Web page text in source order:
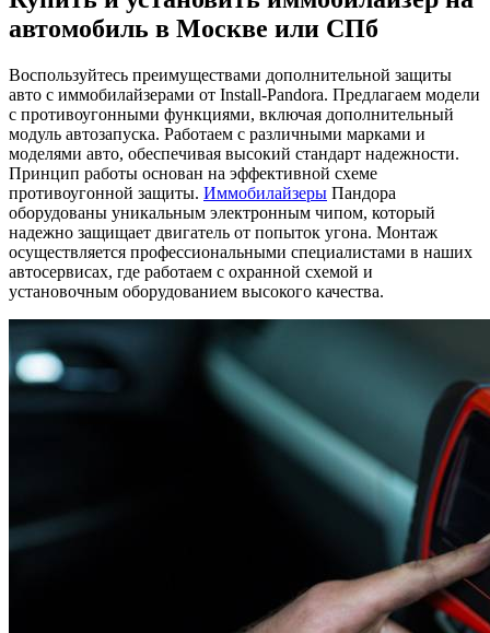
автомобиль в Москве или СПб
Воспользуйтесь преимуществами дополнительной защиты
авто с иммобилайзерами от Install-Pandora. Предлагаем модели
с противоугонными функциями, включая дополнительный
модуль автозапуска. Работаем с различными марками и
моделями авто, обеспечивая высокий стандарт надежности.
Принцип работы основан на эффективной схеме
противоугонной защиты. Иммобилайзеры Пандора
оборудованы уникальным электронным чипом, который
надежно защищает двигатель от попыток угона. Монтаж
осуществляется профессиональными специалистами в наших
автосервисах, где работаем с охранной схемой и
установочным оборудованием высокого качества.